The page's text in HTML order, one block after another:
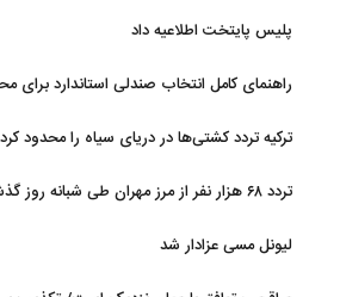
پلیس پایتخت اطلاعیه داد
راهنمای کامل انتخاب صندلی استاندارد برای
ترکیه تردد کشتی‌ها در دریای سیاه را محدود کرد
تردد ۶۸ هزار نفر از مرز مهران طی شبانه روز گذشته
لیونل مسی عزادار شد